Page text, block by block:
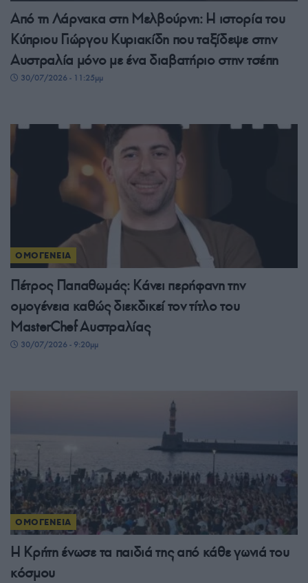
Από τη Λάρνακα στη Μελβούρνη: Η ιστορία του
Κύπριου Γιώργου Κυριακίδη που ταξίδεψε στην
Αυστραλία μόνο με ένα διαβατήριο στην τσέπη
30/07/2026 - 11:25μμ
ΟΜΟΓΕΝΕΙΑ
Πέτρος Παπαθωμάς: Κάνει περήφανη την
ομογένεια καθώς διεκδικεί τον τίτλο του
MasterChef Αυστραλίας
30/07/2026 - 9:20μμ
ΟΜΟΓΕΝΕΙΑ
Η Κρήτη ένωσε τα παιδιά της από κάθε γωνιά του
κόσμου